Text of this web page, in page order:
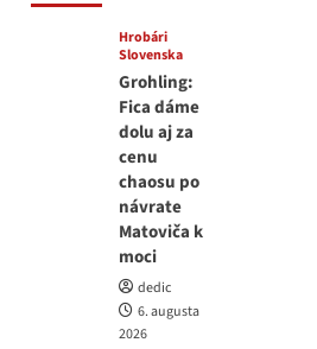
Hrobári
Slovenska
Grohling:
Fica dáme
dolu aj za
cenu
chaosu po
návrate
Matoviča k
moci
dedic
6. augusta
2026